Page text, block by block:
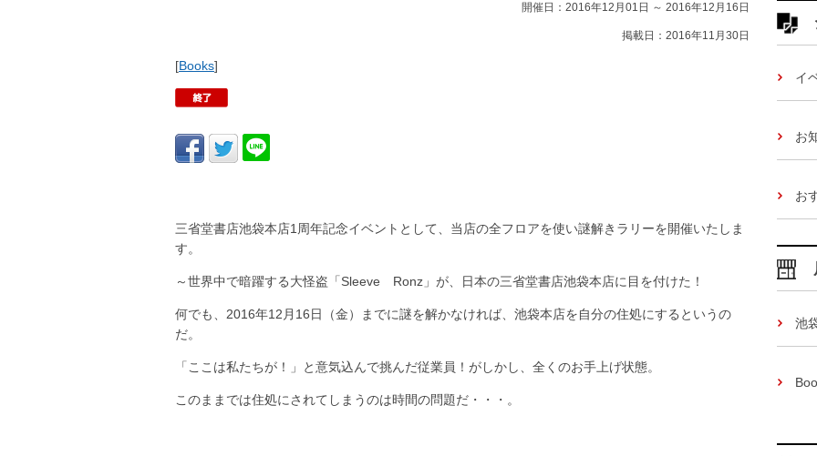
開催日：2016年12月01日 ～ 2016年12月16日
掲載日：2016年11月30日
[Books]
三省堂書店池袋本店1周年記念イベントとして、当店の全フロアを使い謎解きラリーを開催いたしま
す。
～世界中で暗躍する大怪盗「Sleeve Ronz」が、日本の三省堂書店池袋本店に目を付けた！
何でも、2016年12月16日（金）までに謎を解かなければ、池袋本店を自分の住処にするというの
だ。
「ここは私たちが！」と意気込んで挑んだ従業員！がしかし、全くのお手上げ状態。
このままでは住処にされてしまうのは時間の問題だ・・・。
イ
お
お
池